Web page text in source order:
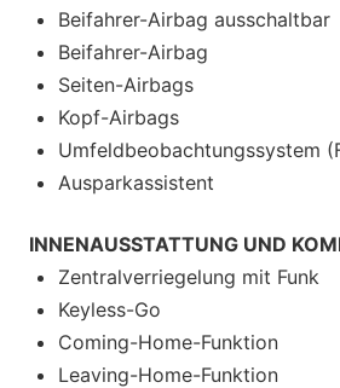
Beifahrer-Airbag ausschaltbar
Beifahrer-Airbag
Seiten-Airbags
Kopf-Airbags
Umfeldbeobachtungssystem
Ausparkassistent
INNENAUSSTATTUNG UND
Zentralverriegelung mit Funk
Keyless-Go
Coming-Home-Funktion
Leaving-Home-Funktion